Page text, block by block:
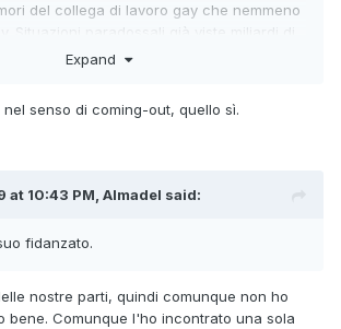
del collega di lavoro gay che nemmeno
Situazioni paradossali già viste miliardi di
una novità e non mi stupirei.
Expand
senso di coming-out, quello sì.
at 10:43 PM, Almadel said:
fidanzato.
nostre parti, quindi comunque non ho
bene. Comunque l'ho incontrato una sola